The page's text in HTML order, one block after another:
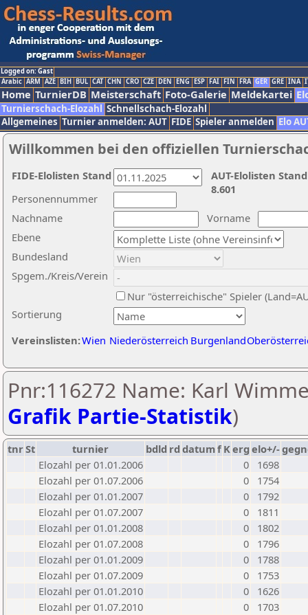
Logged on: Gast
Arabic ARM AZE BIH BUL CAT CHN CRO CZE DEN ENG ESP FAI FIN FRA GER GRE INA
Home TurnierDB Meisterschaft Foto-Galerie Meldekartei
Turnierschach-Elozahl Schnellschach-Elozahl
Allgemeines Turnier anmelden: AUT FIDE Spieler anmelden Elo
Willkommen bei den offiziellen
Nachname
Vorname
Ebene
Sortierung
Personennummer
Bundesland
Spgem./Kreis/Verein
Nur "österreichische" Spieler
Vereinslisten:Wien Niederösterreich Burgenland
AUT-Elolisten
8.601
FIDE-Elolisten Stand
Pnr:116272 Name: Karl
Grafik Partie-Statistik)
tnrSt turnier bdld rd datumf Kerg elo+/-
Elozahl per 01.01.2006
0
1698
Elozahl per 01.07.2006
0
1754
Elozahl per 01.01.2007
0
1792
Elozahl per 01.07.2007
0
1811
Elozahl per 01.01.2008
0
1802
Elozahl per 01.07.2008
0
1796
Elozahl per 01.01.2009
0
1788
Elozahl per 01.07.2009
0
1753
Elozahl per 01.01.2010
0
1626
Elozahl per 01.07.2010
0
1703